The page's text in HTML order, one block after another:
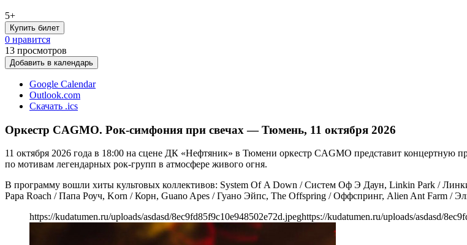
5+
Купить билет
0 нравится
13 просмотров
Добавить в календарь
Google Calendar
Outlook.com
Скачать .ics
Оркестр CAGMO. Рок-симфония при свечах — Тюмень, 11 октября 2026
11 октября 2026 года в 18:00 на сцене ДК «Нефтяник» в Тюмени оркестр CAGMO представит
по мотивам легендарных рок-групп в атмосфере живого огня.
В программу вошли хиты культовых коллективов: System Of A Down / Систем Оф Э Даун, Linkin Park /
Papa Roach / Папа Роуч, Korn / Корн, Guano Apes / Гуано Эйпс, The Offspring / Оффспринг, Alien Ant Farm /
https://kudatumen.ru/uploads/asdasd/8ec9fd85f9c10e948502e72d.jpeghttps://kudatumen.ru/uploads/asdasd/